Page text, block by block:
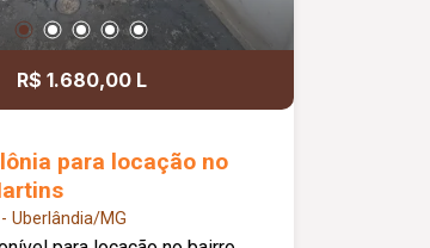
R$ 1.680,00 L
para locação no
Uberlândia/MG